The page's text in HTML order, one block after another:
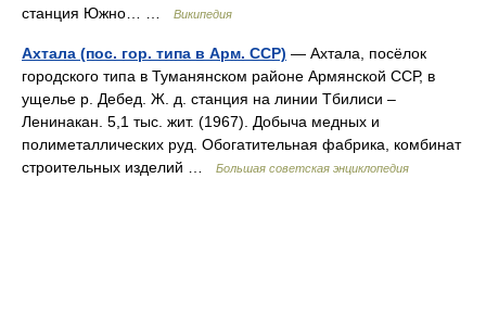
станция Южно… …
Википедия
Ахтала (пос. гор. типа в Арм. ССР) — Ахтала, посёлок
городского типа в Туманянском районе Армянской ССР, в
ущелье р. Дебед. Ж. д. станция на линии Тбилиси ‒
Ленинакан. 5,1 тыс. жит. (1967). Добыча медных и
полиметаллических руд. Обогатительная фабрика, комбинат
строительных изделий …
Большая советская энциклопедия